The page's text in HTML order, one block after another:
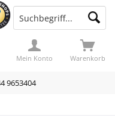
9653404
Warenkorb
Mein Konto